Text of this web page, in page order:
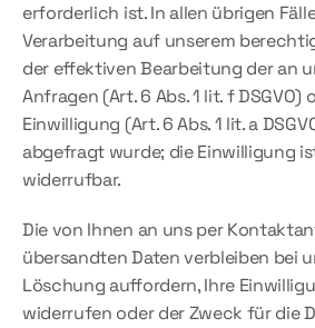
erforderlich ist. In allen übrigen
Verarbeitung auf unserem
der effektiven Bearbeitung der an
Anfragen (Art. 6 Abs. 1 lit. f DSGVO)
Einwilligung (Art. 6 Abs. 1 lit. a
abgefragt wurde; die Einwilligung
widerrufbar.
Die von Ihnen an uns per
übersandten Daten verbleiben bei
Löschung auffordern, Ihre
widerrufen oder der Zweck für die